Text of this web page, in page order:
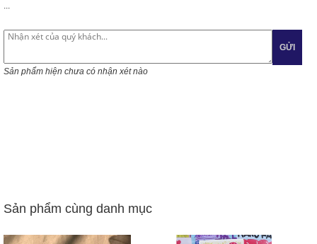
...
GỬI
Sản phẩm hiện chưa có nhận xét nào
Sản phẩm cùng danh mục